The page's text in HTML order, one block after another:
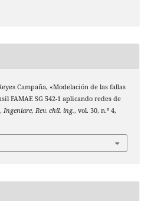
Campaña, «Modelación de las fallas
FAMAE SG 542-1 aplicando redes de
Ingeniare, Rev. chil. ing., vol. 30, n.º 4,